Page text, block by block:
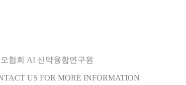
협회 AI 신약융합연구원
US FOR MORE INFORMATION